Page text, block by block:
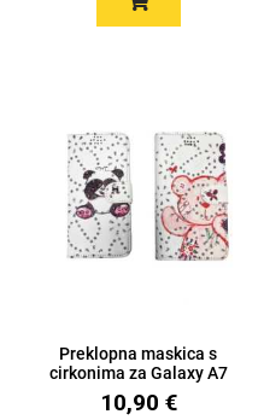
Preklopna maskica s
cirkonima za Galaxy A7
201...
10,90 €